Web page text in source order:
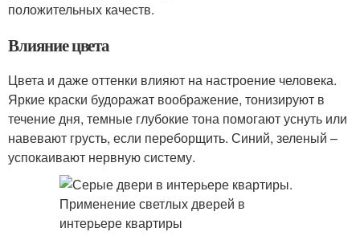
положительных качеств.
Влияние цвета
Цвета и даже оттенки влияют на настроение человека.
Яркие краски будоражат воображение, тонизируют в
течение дня, темные глубокие тона помогают уснуть или
навевают грусть, если переборщить. Синий, зеленый –
успокаивают нервную систему.